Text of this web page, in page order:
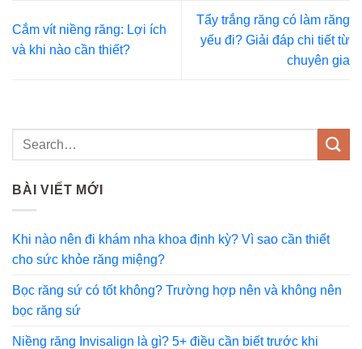
Cắm vít niềng răng: Lợi ích
và khi nào cần thiết?
Tẩy trắng răng có làm răng
yếu đi? Giải đáp chi tiết từ
chuyên gia
BÀI VIẾT MỚI
Khi nào nên đi khám nha khoa định kỳ? Vì sao cần thiết
cho sức khỏe răng miệng?
Bọc răng sứ có tốt không? Trường hợp nên và không nên
bọc răng sứ
Niềng răng Invisalign là gì? 5+ điều cần biết trước khi